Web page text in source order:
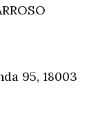
95, 18003